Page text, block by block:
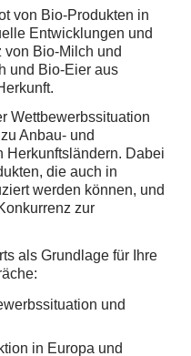
von Bio-Produkten in
Entwicklungen und
von Bio-Milch und
und Bio-Eier aus
Wettbewerbssituation
Anbau- und
Herkunftsländern. Dabei
die auch in
werden können, und
zur
als Grundlage für Ihre
und
in Europa und